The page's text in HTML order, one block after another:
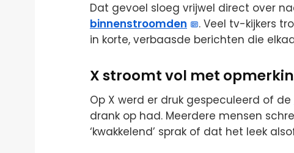
Dat gevoel sloeg vrijwel direct over
binnenstroomden
. Veel tv-kijkers
in korte, verbaasde berichten die
X stroomt vol met
Op X werd er druk gespeculeerd of de
drank op had. Meerdere mensen
‘kwakkelend’ sprak of dat het leek